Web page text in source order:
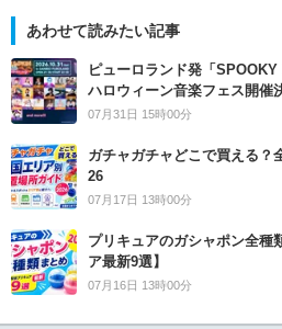
あわせて読みたい記事
ピューロランド発「
ハロウィーン音楽フェス開催
07月31日 15時00分
ガチャガチャどこで買える？
26
07月17日 13時00分
プリキュアのガシャポン全種
ア最新9選】
07月16日 13時00分